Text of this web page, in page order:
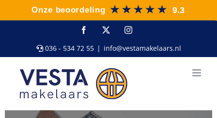
Facebook Instagram
036 - 534 72 55 | info@vestamakelaars.nl